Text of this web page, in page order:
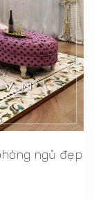
ngủ đẹp